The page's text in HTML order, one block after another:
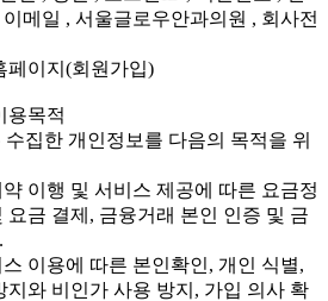
메일 , 서울글로우안과의원 , 회사전
페이지(회원가입)
용목적
집한 개인정보를 다음의 목적을 위
이행 및 서비스 제공에 따른 요금정
요금 결제, 금융거래 본인 인증 및 금
이용에 따른 본인확인, 개인 식별,
지와 비인가 사용 방지, 가입 의사 확